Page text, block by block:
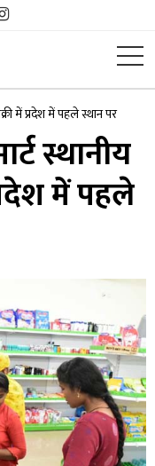
में प्रदेश में पहले स्थान पर
स्थानीय
में पहले